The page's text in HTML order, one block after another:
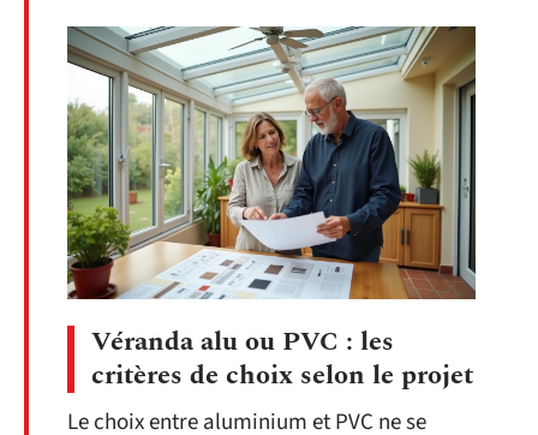
Véranda alu ou PVC : les
critères de choix selon le projet
Le choix entre aluminium et PVC ne se